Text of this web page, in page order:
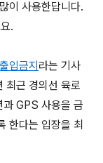
이 사용한답니다.
.
입금지 라는 기사
최근 경의선 육로
과 GPS 사용을 금
한다는 입장을 최